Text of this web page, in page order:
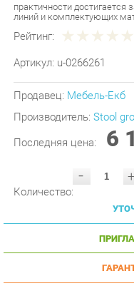
Рейтинг:
Артикул: u-0266261
Продавец: Мебель-Екб
Производитель:
Stool group
Последняя цена: 6
- +
пог.
бесплатна при